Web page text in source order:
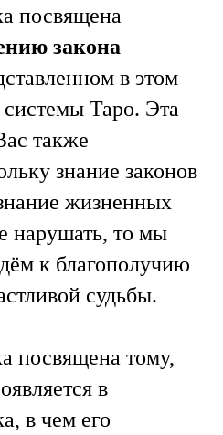
посвящена
закона
в этом
Таро. Эта
также
знание законов
жизненных
нарушать, то мы
к благополучию
судьбы.
посвящена тому,
в
в чем его